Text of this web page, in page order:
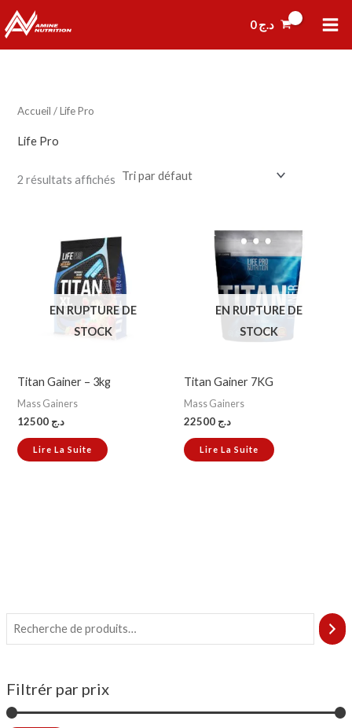
Aller
au
contenu
د.ج0
Filtrér par prix
Accueil / Life Pro
Life Pro
2 résultats affichés
EN RUPTURE DE
STOCK
Titan Gainer – 3kg
Mass Gainers
د.ج
Lire La Suite
EN RUPTURE DE
STOCK
Titan Gainer 7KG
Mass Gainers
د.ج
Lire La Suite